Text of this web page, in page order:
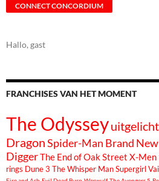
CONNECT CONCORDIUM
Hallo, gast
FRANCHISES VAN HET MOMENT
The Odysseyuitgelicht
DragonSpider-Man Brand
DiggerThe End of Oak Street X-Men
rings Dune 3 The Whisper Man Supergirl